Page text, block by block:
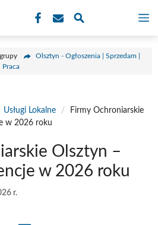
Olsztyn - Ogłoszenia | Sprzedam |
Praca
Usługi Lokalne /
Firmy Ochroniarskie
w 2026 roku
Olsztyn –
w 2026 roku
r.